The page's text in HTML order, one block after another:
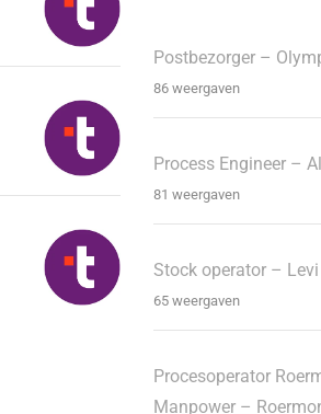
Postbezorger –
86 weergaven
Process Engineer –
81 weergaven
Stock operator –
65 weergaven
Procesoperator
Manpower –